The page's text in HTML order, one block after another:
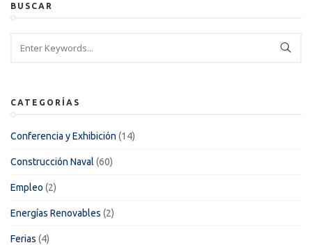
BUSCAR
CATEGORÍAS
Conferencia y Exhibición (14)
Construcción Naval (60)
Empleo (2)
Energías Renovables (2)
Ferias (4)